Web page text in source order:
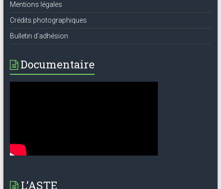
Mentions légales
Crédits photographiques
Bulletin d’adhésion
Documentaire
L’ASTE